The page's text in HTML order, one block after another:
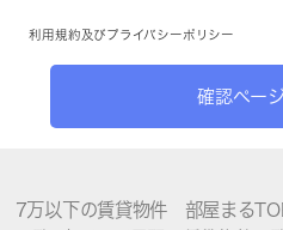
利用規約 及び プライバシーポリシー
確認ペー
7万以下の賃貸物件 部屋まる